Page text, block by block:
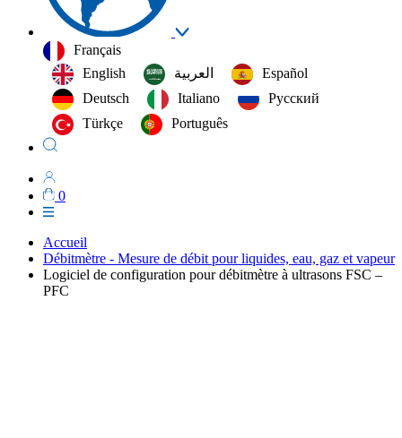
Français
English
العربية‏
Español
Deutsch
Italiano
Русский
Türkçe
Português
0
Accueil
Débitmètre - Mesure de débit pour liquides, eau, gaz et vapeur
Logiciel de configuration pour débitmètre à ultrasons FSC –
PFC